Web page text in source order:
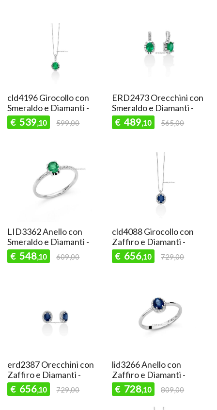
cld4196 Girocollo con
Smeraldo e Diamanti -
€ 539,10 599,00
ERD2473 Orecchini con
Smeraldo e Diamanti -
€ 489,10 565,00
LID3362 Anello con
Smeraldo e Diamanti -
€ 548,10 609,00
cld4088 Girocollo con
Zaffiro e Diamanti -
€ 656,10 729,00
erd2387 Orecchini con
Zaffiro e Diamanti -
€ 656,10 729,00
lid3266 Anello con
Zaffiro e Diamanti -
€ 728,10 809,00